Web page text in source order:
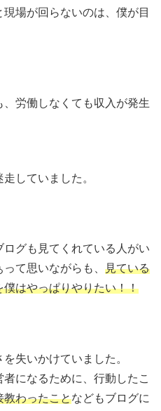
場が回らないのは、僕が目
労働しなくても収入が発生
していました。
グも見てくれている人がい
て思いながらも、 見ている
はやっぱりやりたい！！
失いかけていました。
になるために、行動したこ
教わったことなどもブログに